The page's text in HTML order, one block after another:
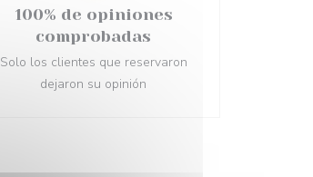
100% de opiniones
comprobadas
Solo los clientes que reservaron
dejaron su opinión